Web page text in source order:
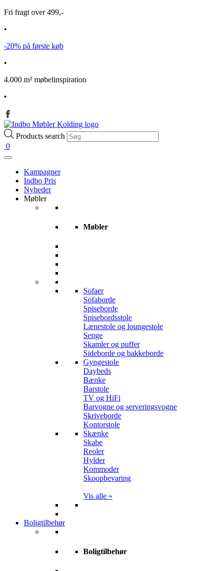
Fri fragt over 499,-
•
-20% på første køb
•
4.000 m² møbelinspiration
•
Products search
0
Kampagner
Indbo Pris
Nyheder
Møbler
Møbler
Sofaer
Sofaborde
Spiseborde
Spisebordsstole
Lænestole og loungestole
Senge
Skamler og puffer
Sideborde og bakkeborde
Gyngestole
Daybeds
Bænke
Barstole
TV og HiFi
Barvogne og serveringsvogne
Skriveborde
Kontorstole
Skænke
Skabe
Reoler
Hylder
Kommoder
Skoopbevaring
Vis alle »
Boligtilbehør
Boligtilbehør